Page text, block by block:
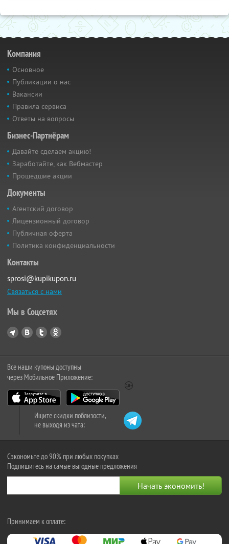
Компания
Основное
Публикации о нас
Вакансии
Правила сервиса
Ответы на вопросы
Бизнес-Партнёрам
Давайте сделаем акцию!
Заработайте, как Вебмастер
Прошедшие акции
Документы
Агентский договор
Лицензионный договор
Публичная оферта
Политика конфиденциальности
Контакты
sprosi@kupikupon.ru
Связаться с нами
Мы в Соцсетях
Все наши купоны доступны
через Мобильное Приложение:
Ищите скидки поблизости,
не выходя из чата:
Сэкономьте до 90% при любых покупках
Подпишитесь на самые выгодные предложения
Принимаем к оплате: